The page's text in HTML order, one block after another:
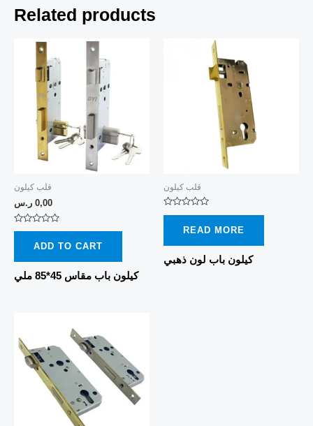
Related products
قلب كيلون
0,00 ر.س
Rated
5
ADD TO CART
كيلون باب مقاس 45*85 ملي
قلب كيلون
Rated
5
READ MORE
كيلون باب لون ذهبي